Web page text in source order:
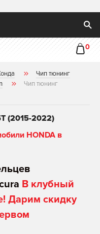
0
Чип тюнинг
Чип тюнинг
(2015-2022)
HONDA в
В клубный
Дарим скидку